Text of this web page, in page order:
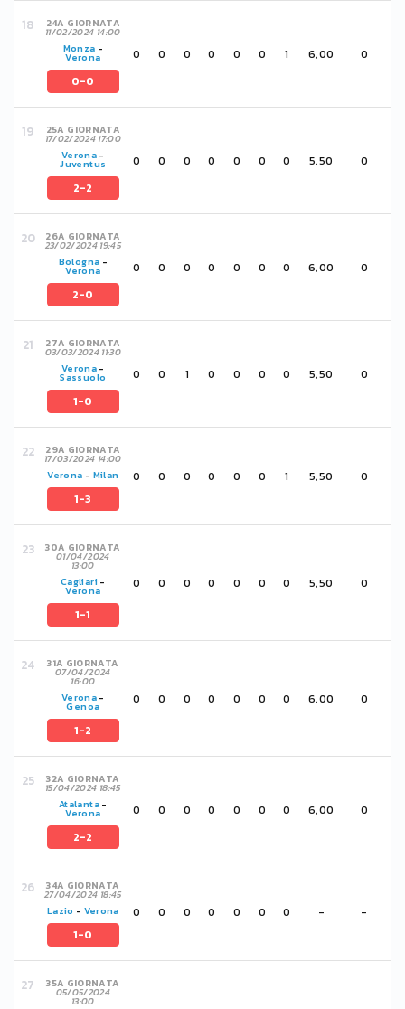
24A GIORNATA
11/02/2024 14:00
Monza -
Verona
0-0
0 0 0 0 0 0 1 6,00 0
25A GIORNATA
17/02/2024 17:00
Verona -
Juventus
2-2
0 0 0 0 0 0 0 5,50 0
26A GIORNATA
23/02/2024 19:45
Bologna -
Verona
2-0
0 0 0 0 0 0 0 6,00 0
27A GIORNATA
03/03/2024 11:30
Verona -
Sassuolo
1-0
0 0 1 0 0 0 0 5,50 0
29A GIORNATA
17/03/2024 14:00
Verona - Milan
1-3
0 0 0 0 0 0 1 5,50 0
30A GIORNATA
01/04/2024
13:00
Cagliari-
Verona
1-1
0 0 0 0 0 0 0 5,50 0
31A GIORNATA
07/04/2024
16:00
Verona -
Genoa
1-2
0 0 0 0 0 0 0 6,00 0
32A GIORNATA
15/04/2024 18:45
Atalanta-
Verona
2-2
0 0 0 0 0 0 0 6,00 0
34A GIORNATA
27/04/2024 18:45
Lazio - Verona
1-0
0 0 0 0 0 0 0 - -
35A GIORNATA
05/05/2024
13:00